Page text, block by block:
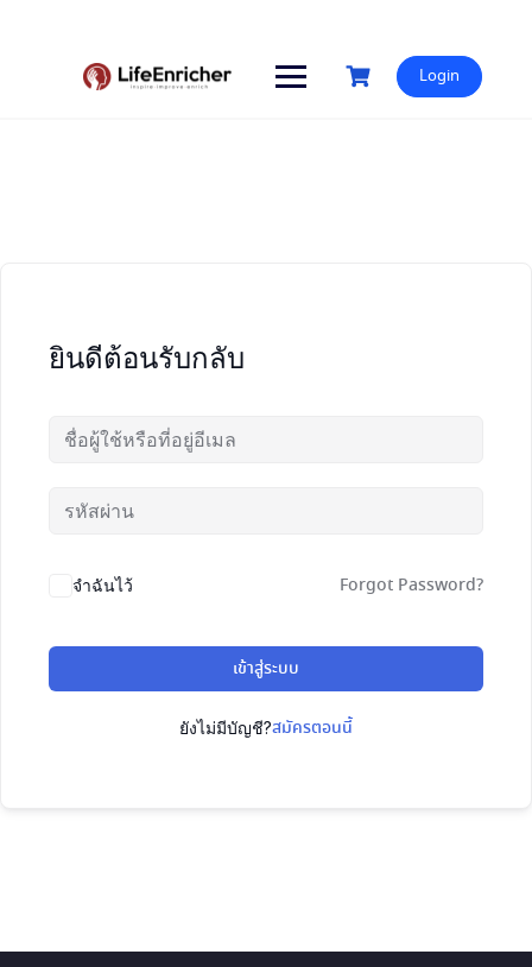
Login
ยินดีต้อนรับกลับ
จำฉันไว้ Forgot Password?
เข้าสู่ระบบ
ยังไม่มีบัญชี?สมัครตอนนี้